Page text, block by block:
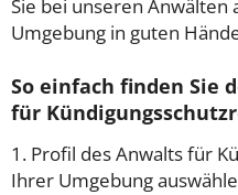
Sie bei unseren Anwälten
Umgebung in guten
So einfach finden Sie
für
1. Profil des Anwalts für
Ihrer Umgebung